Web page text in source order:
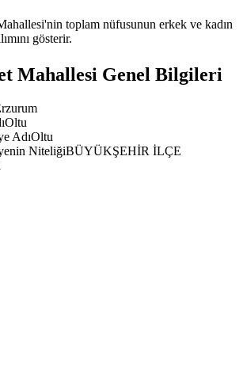
toplam nüfusunun erkek ve kadın
gösterir.
Mahallesi Genel Bilgileri
Oltu
AdıOltu
NiteliğiBÜYÜKŞEHİR İLÇE